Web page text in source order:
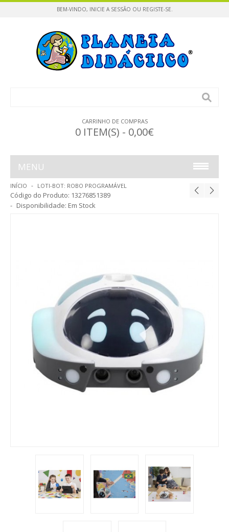
BEM-VINDO, INICIE A SESSÃO OU REGISTE-SE.
CARRINHO DE COMPRAS
0 ITEM(S) - 0,00€
MENU
INFÂNCIA
CONSTRUÇÕES / PUZZLES
LINGUAGEM / ESCRITA
MATEMÁTICA
EDUCAÇÃO INCLUSIVA
LEGO / FEBER
FAZ DE CONTA
MALAS DE VIAGEM
INÍCIO LOTI-BOT: ROBO PROGRAMÁVEL
Código do Produto: 13276851389
Disponibilidade: Em Stock